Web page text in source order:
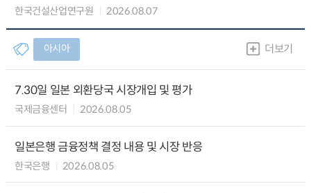
한국건설산업연구원 2026.08.07
아시아 더보기
7.30일 일본 외환당국 시장개입 및 평가
국제금융센터 2026.08.05
일본은행 금융정책 결정 내용 및 시장 반응
한국은행 2026.08.05